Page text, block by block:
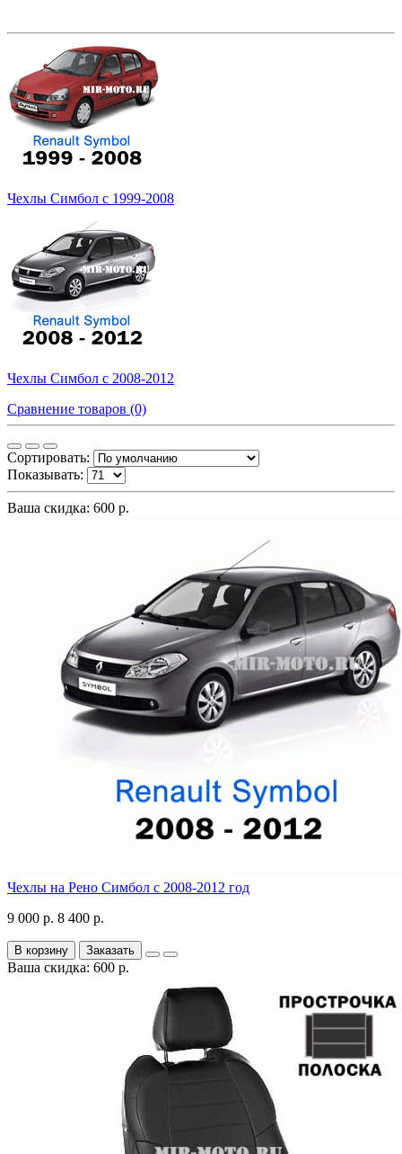
Чехлы Симбол с 1999-2008
Чехлы Симбол с 2008-2012
Сравнение товаров (0)
Сортировать:
Показывать:
Ваша скидка: 600 р.
Чехлы на Рено Симбол с 2008-2012 год
9 000 р. 8 400 р.
В корзину Заказать
Ваша скидка: 600 р.